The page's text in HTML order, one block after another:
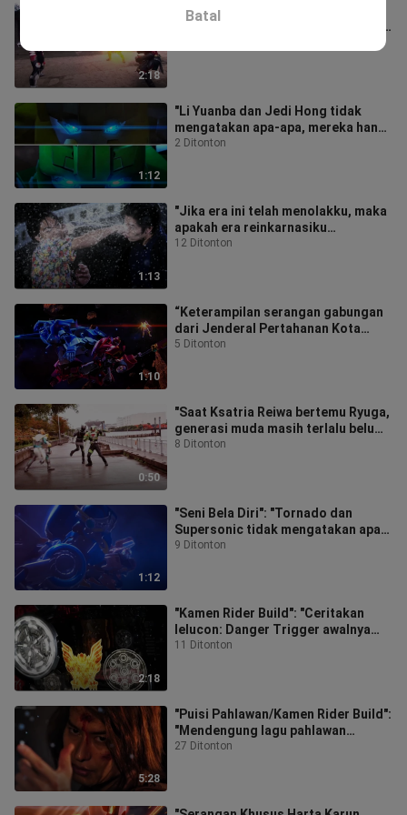
2:18
"Mengapa Lufa memandang rendah
para tokoh utama? Karena dia telah
1:12
"Li Yuanba dan Jedi Hong tidak
mengatakan apa-apa, mereka hanya
terus berkata, "Bicaralah dengan
2 Ditonton
1:13
"Jika era ini telah menolakku, maka
apakah era reinkarnasiku
berikutnya akan mampu
12 Ditonton
1:10
“Keterampilan serangan gabungan
dari Jenderal Pertahanan Kota
Level 2 dan Hu Yier!”
5 Ditonton
0:50
"Saat Ksatria Reiwa bertemu Ryuga,
generasi muda masih terlalu belum
dewasa."
8 Ditonton
1:12
"Seni Bela Diri": "Tornado dan
Supersonic tidak mengatakan apa-
apa, tetapi terus melakukan Tarian
9 Ditonton
2:18
"Kamen Rider Build": "Ceritakan
lelucon: Danger Trigger awalnya
digunakan untuk menekan Jelly
11 Ditonton
5:28
"Puisi Pahlawan/Kamen Rider Build":
"Mendengung lagu pahlawan
dengan lembut, itulah awal dari
27 Ditonton
Batal